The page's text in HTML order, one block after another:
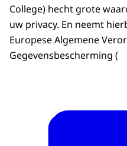
College) hecht grote
uw privacy. En neemt
Europese Algemene
Gegevensbescherming (